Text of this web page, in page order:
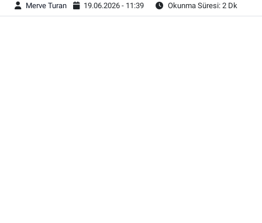
Merve Turan 19.06.2026 - 11:39 Okunma Süresi: 2 Dk